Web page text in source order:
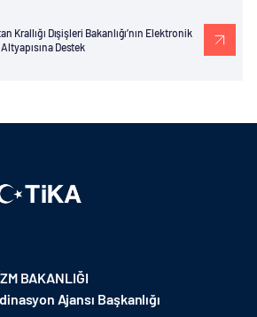
Krallığı Dışişleri Bakanlığı’nın Elektronik
Destek
BAKANLIĞI
Ajansı Başkanlığı